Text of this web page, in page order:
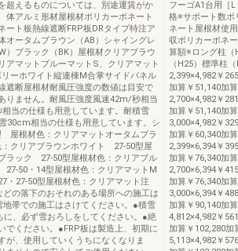
超えるものについては、別途運賃がか
アルミ形材屋根材ポリカーボネート
ート板熱線遮断FRP板DRタイプ特注ア
ータムブラウン（AB）シャイングレ
）ブラック（BK）屋根材クリアブラウ
アマットブルーマットS、クリアマット
ーホワイト縦連棟M合掌サイドパネル
遮断屋根材耐風圧強度の数値は目安で
りません。耐風圧強度風速42m/秒相当
当の仕様も用意しています。耐積雪
30cm相当の仕様も用意しています。シ
根材色：クリアマットオータムブラ
クリアブラウンホワイト 27-50型屋
ラック 27-50型屋根材色：クリアブル
50・14型屋根材色：クリアマットM
・27-50型屋根材色：クリアマット注
の落下のおそれのある場所への施工は
帯での施工はさけてください。●積雪
、必ず雪おろしをしてください。●絶
でください。●FRP板は製造上、初期に
が、使用していくうちになくなりま
フーゴA1台用
格※サポート数ポ
ネート屋根材使
収ポリカーボネ
算額※ロング柱（
（H25）標準柱
2,399×4,982￥
加算￥51,140加
2,700×4,982￥
加算￥51,140加
3,000×4,982￥
加算￥60,340加
2,399×6,394￥
加算￥76,340加
2,700×6,394￥
加算￥76,340加
3,000×6,394￥
加算￥90,140加
4,812×4,982￥
加算￥102,280加
5,113×4,982￥